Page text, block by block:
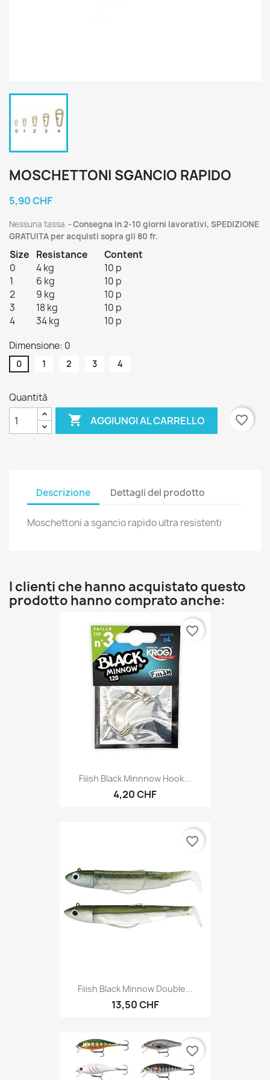
MOSCHETTONI SGANCIO RAPIDO
5,90 CHF
Nessuna tassa
Consegna in 2-10 giorni lavorativi, SPEDIZIONE
GRATUITA per acquisti sopra gli 80 fr.
Size Resistance
Content
0
4 kg
10 p
1
6 kg
10 p
2
9 kg
10 p
3
18 kg
10 p
4
34 kg
10 p
Dimensione: 0
0 1 2 3 4
Quantità
 AGGIUNGI AL CARRELLO favorite_border
Descrizione Dettagli del prodotto
Moschettoni a sgancio rapido ultra resistenti
I clienti che hanno acquistato questo
prodotto hanno comprato anche:
Fiiish Black Minnnow Hook...
4,20 CHF
favorite_border
Fiiish Black Minnow Double...
13,50 CHF
favorite_border
favorite_border